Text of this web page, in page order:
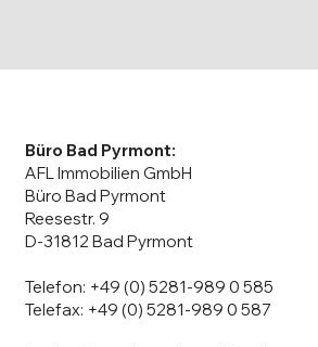
Büro Bad Pyrmont:
AFL Immobilien GmbH
Büro Bad Pyrmont
Reesestr. 9
D-31812 Bad Pyrmont
Telefon: +49 (0) 5281-989 0 585
Telefax: +49 (0) 5281-989 0 587